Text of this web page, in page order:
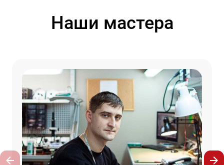
Наши мастера